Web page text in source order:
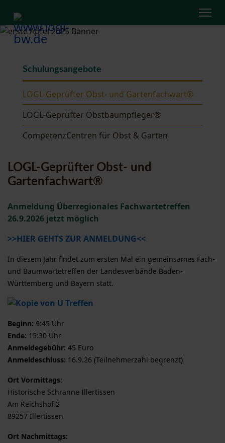
Schulungsangebote
LOGL-Geprüfter Obst- und Gartenfachwart®
LOGL-Geprüfter Obstbaumpfleger®
CompetenzCentren für Obst & Garten
LOGL-Geprüfter Obst- und
Gartenfachwart®
Anmeldung Überregionales Fachwartetreffen
26.9.2026 jetzt möglich
>>HIER GEHTS ZUR ANMELDUNG<<
In diesem Jahr findet zum ersten Mal ein gemeinsames Fach-
und Baumwartetreffen der Landesverbände Baden-
Württemberg und Bayern statt.
Beginn: 9:45 Uhr
Ende: 15:30 Uhr
Anmeldegebühr: 45 Euro
Anmeldeschluss: 16.9.26 (Teilnehmerzahl begrenzt)
Ort Vormittags:
Historische Schranne Illertissen
Am Reichshof 2
89257 Illertissen
Ort Nachmittags: